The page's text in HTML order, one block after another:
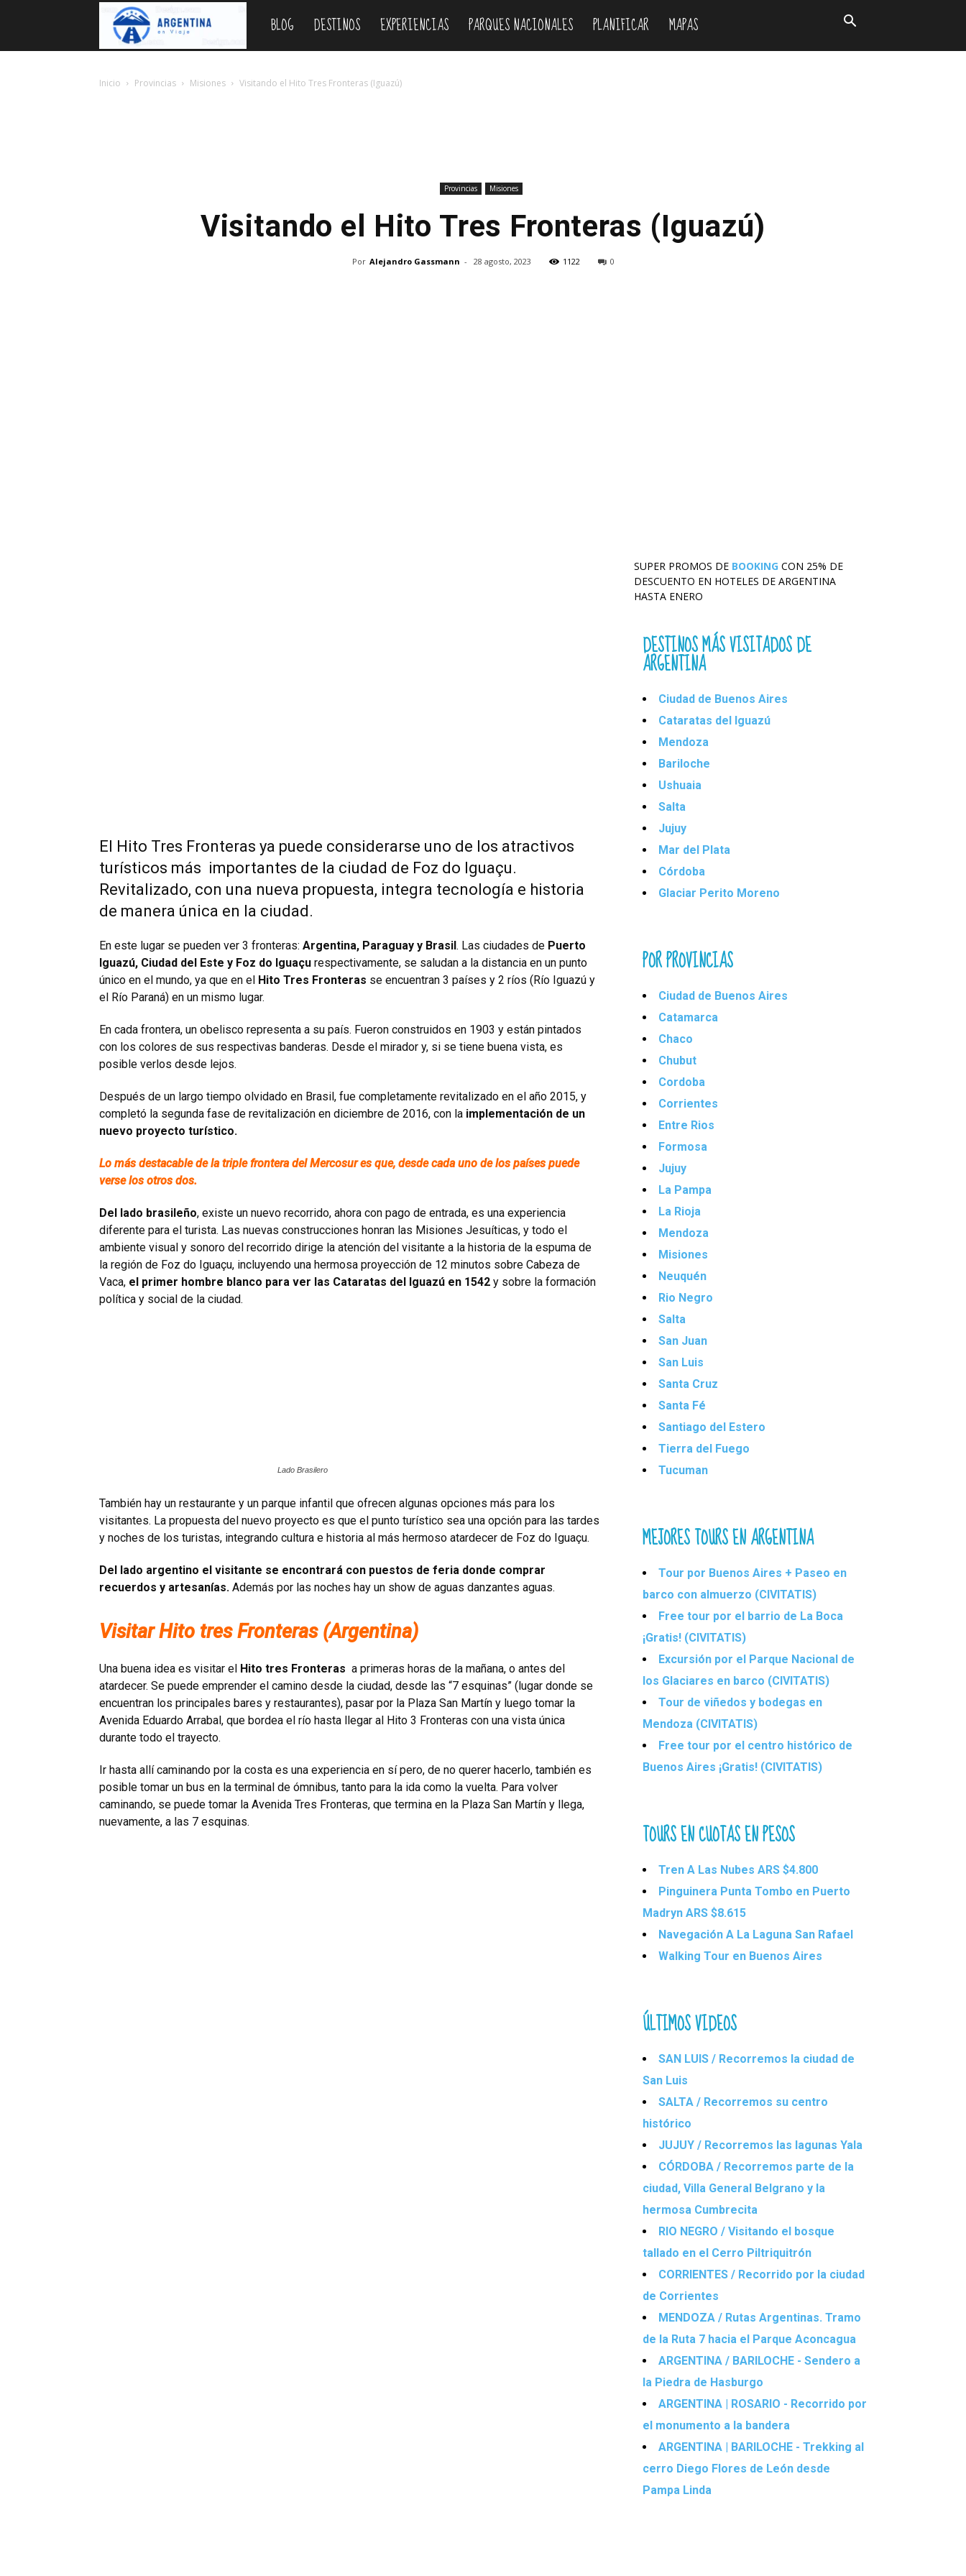
Argentina
BLOG DESTINOS EXPERIENCIAS PARQUES NACIONALES PLANIFICAR MAPAS
Inicio Provincias Misiones Visitando el Hito Tres Fronteras (Iguazú)
Provincias Misiones
Visitando el Hito Tres Fronteras (Iguazú)
Por Alejandro Gassmann - 28 agosto, 2023 1122 0
El Hito Tres Fronteras ya puede considerarse uno de los atractivos
turísticos más importantes de la ciudad de Foz do Iguaçu.
Revitalizado, con una nueva propuesta, integra tecnología e historia
de manera única en la ciudad.
En este lugar se pueden ver 3 fronteras: Argentina, Paraguay y Brasil. Las ciudades de Puerto
Iguazú, Ciudad del Este y Foz do Iguaçu respectivamente, se saludan a la distancia en un punto
único en el mundo, ya que en el Hito Tres Fronteras se encuentran 3 países y 2 ríos (Río Iguazú y
el Río Paraná) en un mismo lugar.
En cada frontera, un obelisco representa a su país. Fueron construidos en 1903 y están pintados
con los colores de sus respectivas banderas. Desde el mirador y, si se tiene buena vista, es
posible verlos desde lejos.
Después de un largo tiempo olvidado en Brasil, fue completamente revitalizado en el año 2015, y
completó la segunda fase de revitalización en diciembre de 2016, con la implementación de un
nuevo proyecto turístico.
Lo más destacable de la triple frontera del Mercosur es que, desde cada uno de los países puede
verse los otros dos.
Del lado brasileño, existe un nuevo recorrido, ahora con pago de entrada, es una experiencia
diferente para el turista. Las nuevas construcciones honran las Misiones Jesuíticas, y todo el
ambiente visual y sonoro del recorrido dirige la atención del visitante a la historia de la espuma de
la región de Foz do Iguaçu, incluyendo una hermosa proyección de 12 minutos sobre Cabeza de
Vaca, el primer hombre blanco para ver las Cataratas del Iguazú en 1542 y sobre la formación
política y social de la ciudad.
Lado Brasilero
También hay un restaurante y un parque infantil que ofrecen algunas opciones más para los
visitantes. La propuesta del nuevo proyecto es que el punto turístico sea una opción para las tardes
y noches de los turistas, integrando cultura e historia al más hermoso atardecer de Foz do Iguaçu.
Del lado argentino el visitante se encontrará con puestos de feria donde comprar
recuerdos y artesanías. Además por las noches hay un show de aguas danzantes aguas.
Visitar Hito tres Fronteras (Argentina)
Una buena idea es visitar el Hito tres Fronteras a primeras horas de la mañana, o antes del
atardecer. Se puede emprender el camino desde la ciudad, desde las “7 esquinas” (lugar donde se
encuentran los principales bares y restaurantes), pasar por la Plaza San Martín y luego tomar la
Avenida Eduardo Arrabal, que bordea el río hasta llegar al Hito 3 Fronteras con una vista única
durante todo el trayecto.
Ir hasta allí caminando por la costa es una experiencia en sí pero, de no querer hacerlo, también es
posible tomar un bus en la terminal de ómnibus, tanto para la ida como la vuelta. Para volver
caminando, se puede tomar la Avenida Tres Fronteras, que termina en la Plaza San Martín y llega,
nuevamente, a las 7 esquinas.
SUPER PROMOS DE BOOKING CON 25% DE
DESCUENTO EN HOTELES DE ARGENTINA
HASTA ENERO
DESTINOS MÁS VISITADOS DE
ARGENTINA
Ciudad de Buenos Aires
Cataratas del Iguazú
Mendoza
Bariloche
Ushuaia
Salta
Jujuy
Mar del Plata
Córdoba
Glaciar Perito Moreno
POR PROVINCIAS
Ciudad de Buenos Aires
Catamarca
Chaco
Chubut
Cordoba
Corrientes
Entre Rios
Formosa
Jujuy
La Pampa
La Rioja
Mendoza
Misiones
Neuquén
Rio Negro
Salta
San Juan
San Luis
Santa Cruz
Santa Fé
Santiago del Estero
Tierra del Fuego
Tucuman
MEJORES TOURS EN ARGENTINA
Tour por Buenos Aires + Paseo en
barco con almuerzo (CIVITATIS)
Free tour por el barrio de La Boca
¡Gratis! (CIVITATIS)
Excursión por el Parque Nacional de
los Glaciares en barco (CIVITATIS)
Tour de viñedos y bodegas en
Mendoza (CIVITATIS)
Free tour por el centro histórico de
Buenos Aires ¡Gratis! (CIVITATIS)
TOURS EN CUOTAS EN PESOS
Tren A Las Nubes ARS $4.800
Pinguinera Punta Tombo en Puerto
Madryn ARS $8.615
Navegación A La Laguna San Rafael
Walking Tour en Buenos Aires
ÚLTIMOS VIDEOS
SAN LUIS / Recorremos la ciudad de
San Luis
SALTA / Recorremos su centro
histórico
JUJUY / Recorremos las lagunas Yala
CÓRDOBA / Recorremos parte de la
ciudad, Villa General Belgrano y la
hermosa Cumbrecita
RIO NEGRO / Visitando el bosque
tallado en el Cerro Piltriquitrón
CORRIENTES / Recorrido por la ciudad
de Corrientes
MENDOZA / Rutas Argentinas. Tramo
de la Ruta 7 hacia el Parque Aconcagua
ARGENTINA / BARILOCHE - Sendero a
la Piedra de Hasburgo
ARGENTINA | ROSARIO - Recorrido por
el monumento a la bandera
ARGENTINA | BARILOCHE - Trekking al
cerro Diego Flores de León desde
Pampa Linda